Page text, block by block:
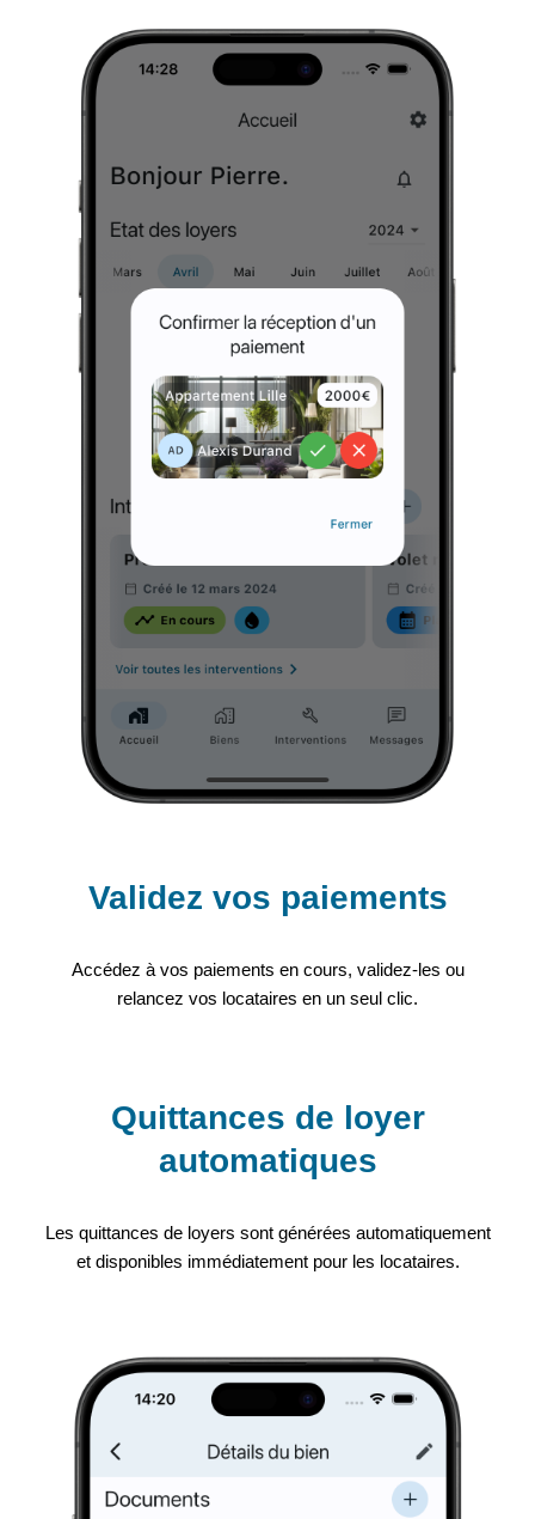
Validez vos paiements
Accédez à vos paiements en cours, validez-les ou
relancez vos locataires en un seul clic.
Quittances de loyer
automatiques
Les quittances de loyers sont générées automatiquement
et disponibles immédiatement pour les locataires.